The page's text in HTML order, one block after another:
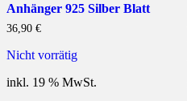
Anhänger 925 Silber Blatt
36,90 €
Nicht vorrätig
inkl. 19 % MwSt.